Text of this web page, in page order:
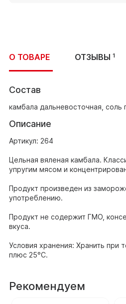
О ТОВАРЕ ОТЗЫВЫ 1
Состав
камбала дальневосточная, соль
Описание
Артикул: 264
Цельная вяленая камбала.
упругим мясом и
Продукт произведен из
употреблению.
Продукт не содержит ГМО,
вкуса.
Условия хранения: Хранить при
плюс 25°С.
Рекомендуем